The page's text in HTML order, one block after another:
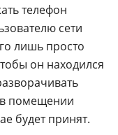
телефон
сети
лишь просто
он находился
помещении 
будет принят.